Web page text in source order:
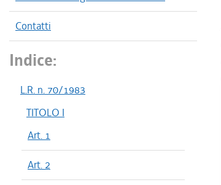
Contatti
Indice:
L.R. n. 70/1983
TITOLO I
Art. 1
Art. 2